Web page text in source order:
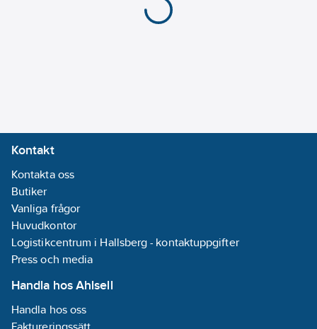
Kontakt
Kontakta oss
Butiker
Vanliga frågor
Huvudkontor
Logistikcentrum i Hallsberg - kontaktuppgifter
Press och media
Handla hos Ahlsell
Handla hos oss